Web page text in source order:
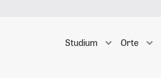
Studium Orte